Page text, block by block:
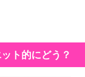
ト的にどう？